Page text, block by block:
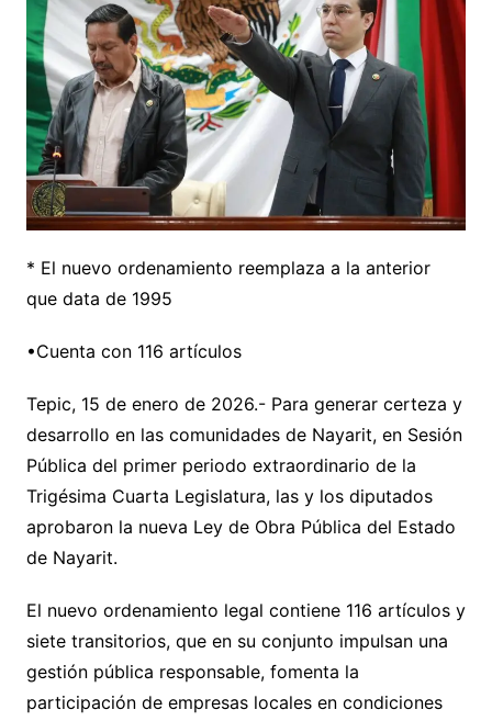
* El nuevo ordenamiento reemplaza a la anterior
que data de 1995
•Cuenta con 116 artículos
Tepic, 15 de enero de 2026.- Para generar certeza y
desarrollo en las comunidades de Nayarit, en Sesión
Pública del primer periodo extraordinario de la
Trigésima Cuarta Legislatura, las y los diputados
aprobaron la nueva Ley de Obra Pública del Estado
de Nayarit.
El nuevo ordenamiento legal contiene 116 artículos y
siete transitorios, que en su conjunto impulsan una
gestión pública responsable, fomenta la
participación de empresas locales en condiciones